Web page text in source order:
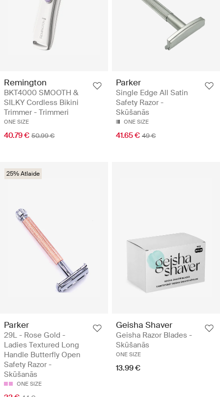
Remington
BKT4000 SMOOTH &
SILKY Cordless Bikini
Trimmer - Trimmeri
ONE SIZE
40.79 € 50.99 €
Parker
Single Edge All Satin
Safety Razor -
Skūšanās
ONE SIZE
41.65 € 49 €
25% Atlaide
Parker
29L - Rose Gold -
Ladies Textured Long
Handle Butterfly Open
Safety Razor -
Skūšanās
ONE SIZE
Geisha Shaver
Geisha Razor Blades -
Skūšanās
ONE SIZE
13.99 €